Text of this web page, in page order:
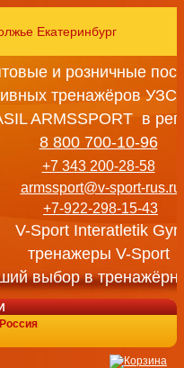
Екатеринбург
и розничные
тренажёров
ARMSSPORT в
8 800 700-10-96
+7 343 200-28-58
armssport@v-sport-rus.ru
+7-922-298-15-43
V-Sport Interatletik
тренажеры V-Sport
выбор в